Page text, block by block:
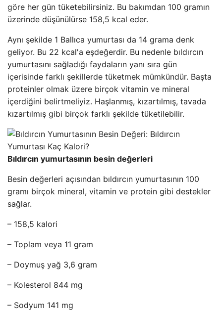
göre her gün tüketebilirsiniz. Bu bakımdan 100 gramın
üzerinde düşünülürse 158,5 kcal eder.
Aynı şekilde 1 Ballıca yumurtası da 14 grama denk
geliyor. Bu 22 kcal'a eşdeğerdir. Bu nedenle bıldırcın
yumurtasını sağladığı faydaların yanı sıra gün
içerisinde farklı şekillerde tüketmek mümkündür. Başta
proteinler olmak üzere birçok vitamin ve mineral
içerdiğini belirtmeliyiz. Haşlanmış, kızartılmış, tavada
kızartılmış gibi birçok farklı şekilde tüketilebilir.
Bıldırcın yumurtasının besin değerleri
Besin değerleri açısından bıldırcın yumurtasının 100
gramı birçok mineral, vitamin ve protein gibi destekler
sağlar.
– 158,5 kalori
– Toplam veya 11 gram
– Doymuş yağ 3,6 gram
– Kolesterol 844 mg
– Sodyum 141 mg